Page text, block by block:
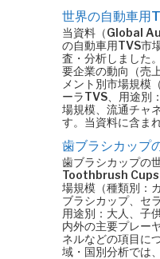
世界の自動車用
当資料（Global
の自動車用TVS市
査・分析しました
要企業の動向（売
メント別市場規模
ーラTVS、用途別
場規模、流通チャ
す。当資料に含ま
歯ブラシカップ
歯ブラシカップの
Toothbrush Cups
場規模（種類別：
ブラシカップ、セ
用途別：大人、子
内外の主要プレー
ネルなどの項目に
域・国別分析では